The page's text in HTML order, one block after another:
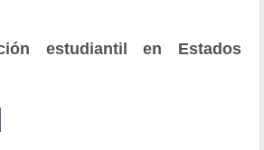
estudiantil en Estados